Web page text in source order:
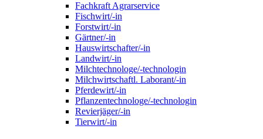
Fachkraft Agrarservice
Fischwirt/-in
Forstwirt/-in
Gärtner/-in
Hauswirtschafter/-in
Landwirt/-in
Milchtechnologe/-technologin
Milchwirtschaftl. Laborant/-in
Pferdewirt/-in
Pflanzentechnologe/-technologin
Revierjäger/-in
Tierwirt/-in